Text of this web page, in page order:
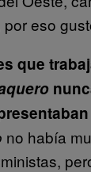
eso
que
no había